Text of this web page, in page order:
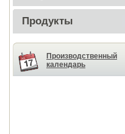
Продукты
Производственный
календарь